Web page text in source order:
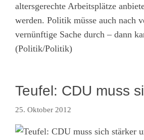
altersgerechte Arbeitsplätze
werden. Politik müsse auch nach
vernünftige Sache durch – dann
(Politik/Politik)
Teufel: CDU muss
25. Oktober 2012